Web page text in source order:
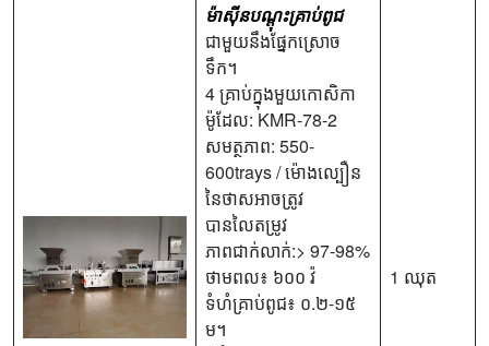
ម៉ាស៊ីនបណ្តុះគ្រាប់ពូជ
ជាមួយនឹងផ្នែកស្រោច
ទឹក។
4 គ្រាប់ក្នុងមួយកោសិកា
ម៉ូដែល: KMR-78-2
សមត្ថភាព: 550-
600trays / ម៉ោងល្បឿន
នៃថាសអាចត្រូវ
បានលៃតម្រូវ
ភាពជាក់លាក់:> 97-98%
ថាមពល៖ ៦០០ វ៉
ទំហំគ្រាប់ពូជ៖ ០.២-១៥
ម។
1 ឈុត